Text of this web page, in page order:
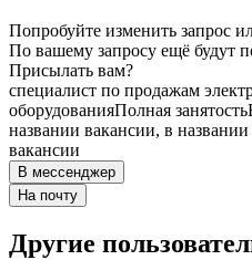
Попробуйте изменить запрос
По вашему запросу ещё будут
Присылать вам?
специалист по продажам
оборудованияПолная занятость
названии вакансии, в
вакансии
В мессенджер
На почту
Другие